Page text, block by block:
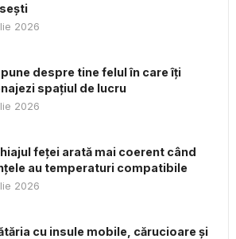
2026
despre tine felul în care îți
spațiul de lucru
2026
feței arată mai coerent când
au temperaturi compatibile
2026
cu insule mobile, cărucioare și